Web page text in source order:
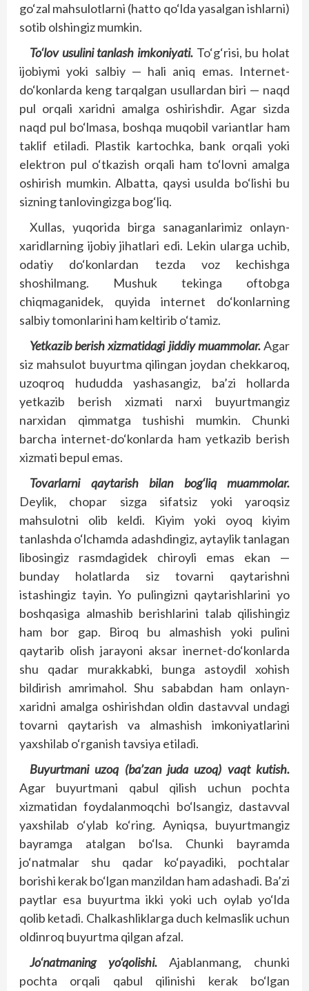
go‘zal mahsulotlarni (hatto qo‘lda yasalgan ishlarni)
sotib olshingiz mumkin.
To‘lov usulini tanlash imkoniyati. To‘g‘risi, bu holat
ijobiymi yoki salbiy — hali aniq emas. Internet-
do‘konlarda keng tarqalgan usullardan biri — naqd
pul orqali xaridni amalga oshirishdir. Agar sizda
naqd pul bo‘lmasa, boshqa muqobil variantlar ham
taklif etiladi. Plastik kartochka, bank orqali yoki
elektron pul o‘tkazish orqali ham to‘lovni amalga
oshirish mumkin. Albatta, qaysi usulda bo‘lishi bu
sizning tanlovingizga bog‘liq.
Xullas, yuqorida birga sanaganlarimiz onlayn-
xaridlarning ijobiy jihatlari edi. Lekin ularga uchib,
odatiy do‘konlardan tezda voz kechishga
shoshilmang. Mushuk tekinga oftobga
chiqmaganidek, quyida internet do‘konlarning
salbiy tomonlarini ham keltirib o‘tamiz.
Yetkazib berish xizmatidagi jiddiy muammolar.Agar
siz mahsulot buyurtma qilingan joydan chekkaroq,
uzoqroq hududda yashasangiz, ba’zi hollarda
yetkazib berish xizmati narxi buyurtmangiz
narxidan qimmatga tushishi mumkin. Chunki
barcha internet-do‘konlarda ham yetkazib berish
xizmati bepul emas.
Tovarlarni qaytarish bilan bog‘liq muammolar.
Deylik, chopar sizga sifatsiz yoki yaroqsiz
mahsulotni olib keldi. Kiyim yoki oyoq kiyim
tanlashda o‘lchamda adashdingiz, aytaylik tanlagan
libosingiz rasmdagidek chiroyli emas ekan —
bunday holatlarda siz tovarni qaytarishni
istashingiz tayin. Yo pulingizni qaytarishlarini yo
boshqasiga almashib berishlarini talab qilishingiz
ham bor gap. Biroq bu almashish yoki pulini
qaytarib olish jarayoni aksar inernet-do‘konlarda
shu qadar murakkabki, bunga astoydil xohish
bildirish amrimahol. Shu sababdan ham onlayn-
xaridni amalga oshirishdan oldin dastavval undagi
tovarni qaytarish va almashish imkoniyatlarini
yaxshilab o‘rganish tavsiya etiladi.
Buyurtmani uzoq (ba’zan juda uzoq) vaqt kutish.
Agar buyurtmani qabul qilish uchun pochta
xizmatidan foydalanmoqchi bo‘lsangiz, dastavval
yaxshilab o‘ylab ko‘ring. Ayniqsa, buyurtmangiz
bayramga atalgan bo‘lsa. Chunki bayramda
jo‘natmalar shu qadar ko‘payadiki, pochtalar
borishi kerak bo‘lgan manzildan ham adashadi. Ba’zi
paytlar esa buyurtma ikki yoki uch oylab yo‘lda
qolib ketadi. Chalkashliklarga duch kelmaslik uchun
oldinroq buyurtma qilgan afzal.
Jo‘natmaning yo‘qolishi.Ajablanmang, chunki
pochta orqali qabul qilinishi kerak bo‘lgan